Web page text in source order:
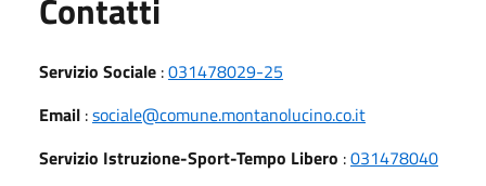
Contatti
Servizio Sociale :031478029-25
Email :sociale@comune.montanolucino.co.it
Servizio Istruzione-Sport-Tempo Libero :031478040